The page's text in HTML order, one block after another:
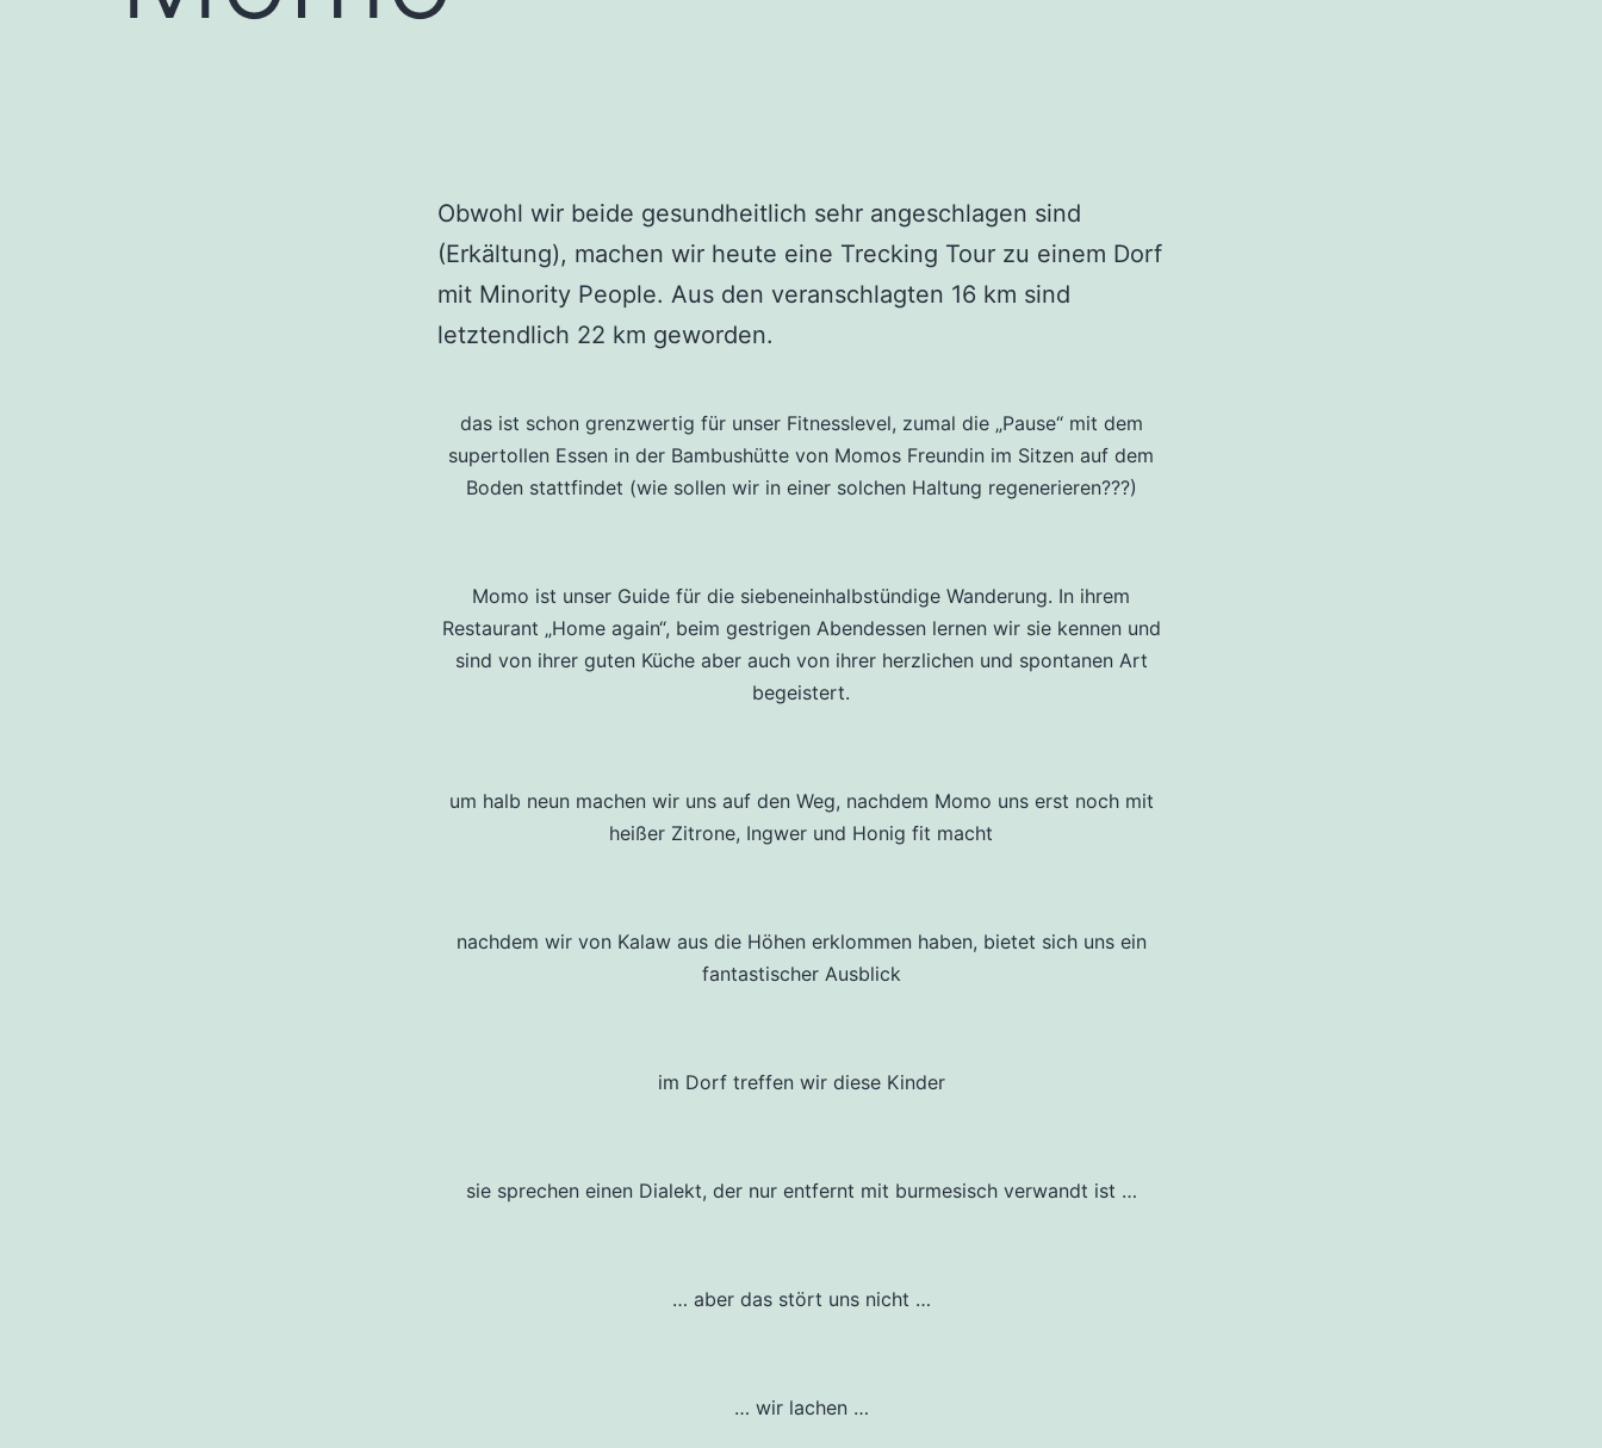
Obwohl wir beide gesundheitlich sehr angeschlagen sind
(Erkältung), machen wir heute eine Trecking Tour zu einem Dorf
mit Minority People. Aus den veranschlagten 16 km sind
letztendlich 22 km geworden.
das ist schon grenzwertig für unser Fitnesslevel, zumal die „Pause“ mit dem
supertollen Essen in der Bambushütte von Momos Freundin im Sitzen auf dem
Boden stattfindet (wie sollen wir in einer solchen Haltung regenerieren???)
Momo ist unser Guide für die siebeneinhalbstündige Wanderung. In ihrem
Restaurant „Home again“, beim gestrigen Abendessen lernen wir sie kennen und
sind von ihrer guten Küche aber auch von ihrer herzlichen und spontanen Art
begeistert.
um halb neun machen wir uns auf den Weg, nachdem Momo uns erst noch mit
heißer Zitrone, Ingwer und Honig fit macht
nachdem wir von Kalaw aus die Höhen erklommen haben, bietet sich uns ein
fantastischer Ausblick
im Dorf treffen wir diese Kinder
sie sprechen einen Dialekt, der nur entfernt mit burmesisch verwandt ist …
… aber das stört uns nicht …
… wir lachen …